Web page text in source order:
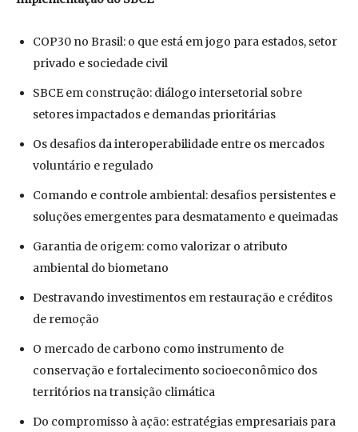
COP30 no Brasil: o que está em jogo para estados, setor
privado e sociedade civil
SBCE em construção: diálogo intersetorial sobre
setores impactados e demandas prioritárias
Os desafios da interoperabilidade entre os mercados
voluntário e regulado
Comando e controle ambiental: desafios persistentes e
soluções emergentes para desmatamento e queimadas
Garantia de origem: como valorizar o atributo
ambiental do biometano
Destravando investimentos em restauração e créditos
de remoção
O mercado de carbono como instrumento de
conservação e fortalecimento socioeconômico dos
territórios na transição climática
Do compromisso à ação: estratégias empresariais para